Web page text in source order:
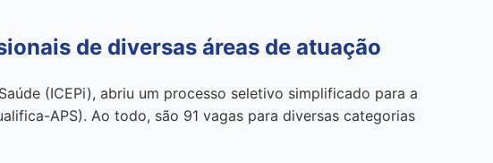
de diversas áreas de atuação
(ICEPi), abriu um processo seletivo simplificado para a
APS). Ao todo, são 91 vagas para diversas categorias